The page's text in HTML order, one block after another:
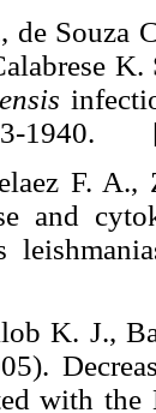
de Souza
1940.
F. A.,
and
K. J.,
with